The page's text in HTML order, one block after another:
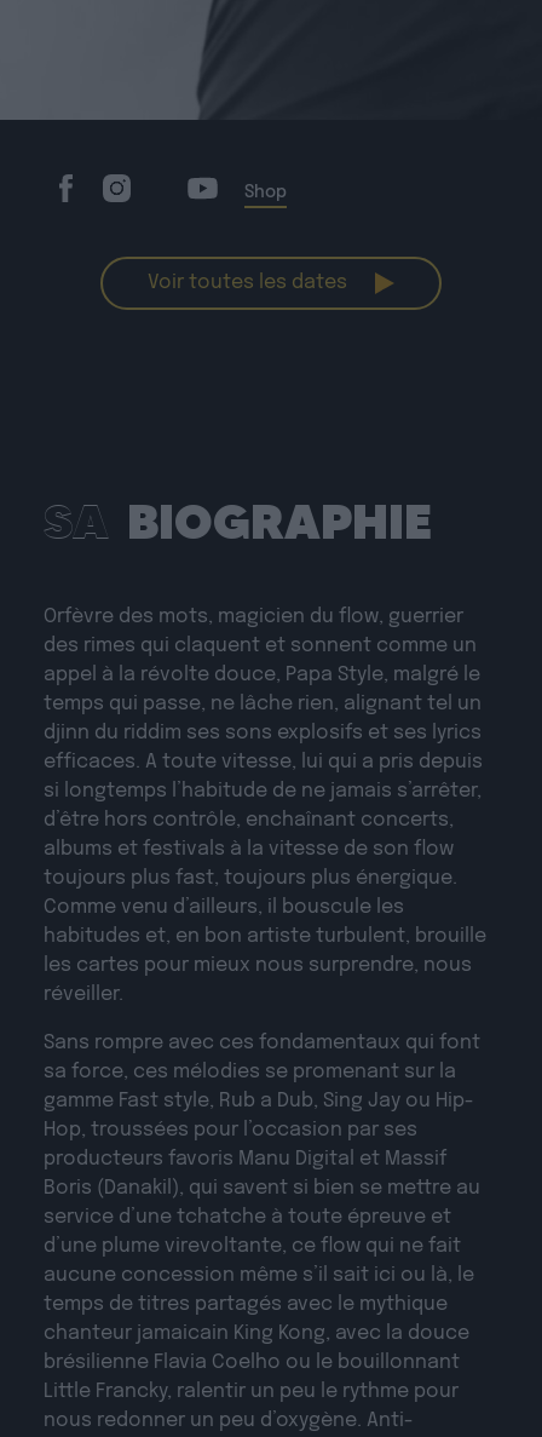
Shop
Voir toutes les dates
SA BIOGRAPHIE
Orfèvre des mots, magicien du flow, guerrier
des rimes qui claquent et sonnent comme un
appel à la révolte douce, Papa Style, malgré le
temps qui passe, ne lâche rien, alignant tel un
djinn du riddim ses sons explosifs et ses lyrics
efficaces. A toute vitesse, lui qui a pris depuis
si longtemps l’habitude de ne jamais s’arrêter,
d’être hors contrôle, enchaînant concerts,
albums et festivals à la vitesse de son flow
toujours plus fast, toujours plus énergique.
Comme venu d’ailleurs, il bouscule les
habitudes et, en bon artiste turbulent, brouille
les cartes pour mieux nous surprendre, nous
réveiller.
Sans rompre avec ces fondamentaux qui font
sa force, ces mélodies se promenant sur la
gamme Fast style, Rub a Dub, Sing Jay ou Hip-
Hop, troussées pour l’occasion par ses
producteurs favoris Manu Digital et Massif
Boris (Danakil), qui savent si bien se mettre au
service d’une tchatche à toute épreuve et
d’une plume virevoltante, ce flow qui ne fait
aucune concession même s’il sait ici ou là, le
temps de titres partagés avec le mythique
chanteur jamaicain King Kong, avec la douce
brésilienne Flavia Coelho ou le bouillonnant
Little Francky, ralentir un peu le rythme pour
nous redonner un peu d’oxygène. Anti-